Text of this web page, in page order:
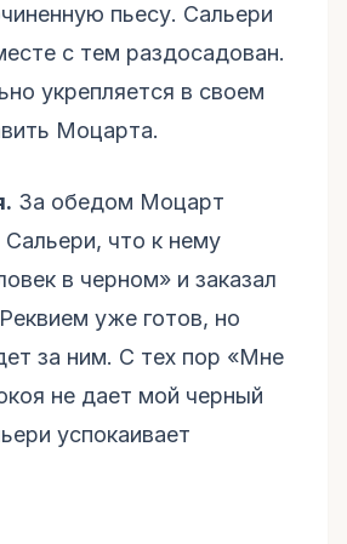
пьесу. Сальери
с тем раздосадован.
укрепляется в своем
Моцарта.
За обедом Моцарт
Сальери, что к нему
в черном» и заказал
уже готов, но
за ним. С тех пор «Мне
не дает мой черный
успокаивает